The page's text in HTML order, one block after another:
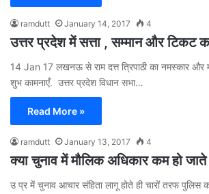
ramdutt January 14, 2017 4
उत्तर प्रदेश में सत्ता , सम्मान और टिकट
14 Jan 17 लखनऊ से राम दत्त त्रिपाठी का नमस्कार और
शुभ कामनाएँ. उत्तर प्रदेश विधान सभा…
Read More »
ramdutt January 13, 2017 4
क्या चुनाव में मौलिक अधिकार कम हो
उ प्र में चुनाव आचार संहिता लागू होते ही चारों तरफ पुलिस